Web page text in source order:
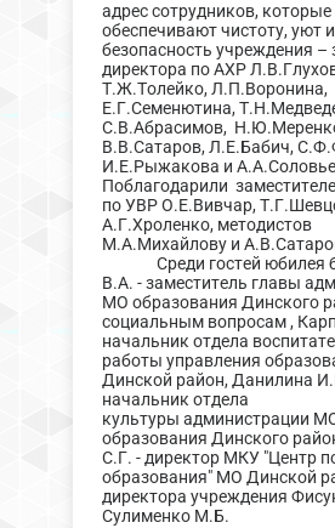
адрес сотрудников, которые
обеспечивают чистоту, уют и
безопасность учреждения –
директора по АХР
Т.Ж.Толейко, Л.П.Воронина,
Е.Г.Семенютина,
С.В.Абрасимов,
В.В.Сатаров, Л.Е.Бабич,
И.Е.Рыжакова и
Поблагодарили
по УВР О.Е.Вивчар,
А.Г.Хроленко, методистов
М.А.Михайлову и
Среди гостей юбилея
В.А. - заместитель главы
МО образования Динского
социальным вопросам ,
начальник отдела
работы управления
Динской район, Данилина
начальник отдела
культуры администрации
образования Динского
С.Г. - директор МКУ "Центр
образования" МО Динской
директора учреждения
Сулименко М.Б.